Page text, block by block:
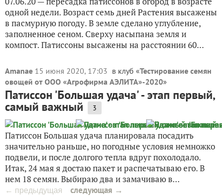
одной недели. Возраст семь дней Растения высажены
в пасмурную погоду. В земле сделано углубление,
заполненное сеном. Сверху насыпана земля и
компост. Патиссоны высажены на расстоянии 60...
Amanae 15 июня 2020, 17:03 в клуб «Тестирование семян
овощей от ООО «Агрофирма АЭЛИТА»-2020»
Патиссон 'Большая удача' - этап первый,
самый важный 3
Патиссон Большая удача планировала посадить
значительно раньше, но погодные условия немножко
подвели, и после долгого тепла вдруг похолодало.
Итак, 24 мая я достаю пакет и распечатываю его. В
нем 18 семян. Выбираю два и замачиваю в...
← предыдущая следующая →